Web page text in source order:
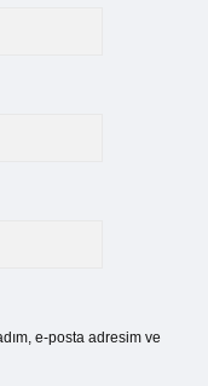
e-posta adresim ve